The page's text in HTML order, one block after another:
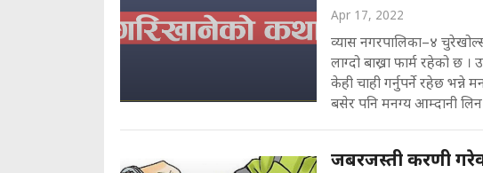
Apr 17, 2022
व्यास नगरपालिका–४
लाग्दो बाख्रा फार्म रहेको छ
केही चाही गर्नुपर्ने रहेछ
बसेर पनि मनग्य आम्दानी
जबरजस्ती करणी